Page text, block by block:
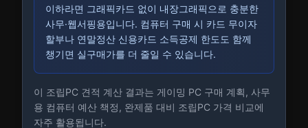
이하라면 그래픽카드 없이 내장그래픽으로 충분한
사무·웹서핑용입니다. 컴퓨터 구매 시 카드 무이자
할부나 연말정산 신용카드 소득공제 한도도 함께
챙기면 실구매가를 더 줄일 수 있습니다.
이 조립PC 견적 계산 결과는 게이밍 PC 구매 계획, 사무
용 컴퓨터 예산 책정, 완제품 대비 조립PC 가격 비교에
자주 활용됩니다.